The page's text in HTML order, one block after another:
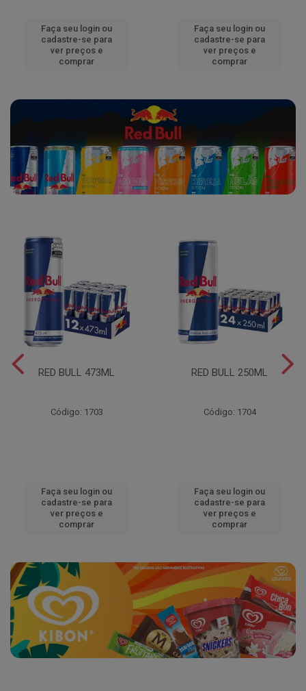
Faça seu login ou
cadastre-se para
ver preços e
comprar
Faça seu login ou
cadastre-se para
ver preços e
comprar
RED BULL 473ML
Código: 1703
Faça seu login ou
cadastre-se para
ver preços e
comprar
RED BULL 250ML
Código: 1704
Faça seu login ou
cadastre-se para
ver preços e
comprar